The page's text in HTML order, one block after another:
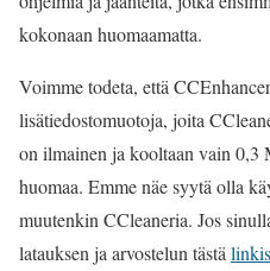
kokonaan huomaamatta.
Voimme todeta, että
lisätiedostomuotoja, joita
on ilmainen ja kooltaan vain 0,3
huomaa. Emme näe syytä olla
muutenkin CCleaneria. Jos
latauksen ja arvostelun tästä